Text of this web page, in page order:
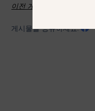
이전 게시물
게시물을 공유하세요: